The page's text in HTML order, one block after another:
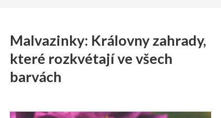
Malvazinky: Královny zahrady,
které rozkvétají ve všech
barvách